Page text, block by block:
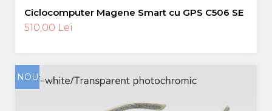
Ciclocomputer Magene Smart cu GPS C506 SE
510,00 Lei
NOU